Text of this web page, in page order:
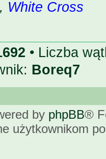
, White Cross
• Liczba
Boreq7
by phpBB®
użytkownikom